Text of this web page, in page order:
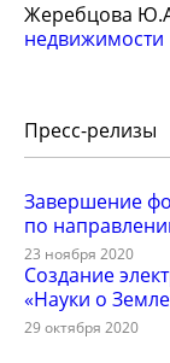
Жеребцова
недвижимости
Пресс-релизы
Завершение
по
23 ноября 2020
Создание
«Науки о
29 октября 2020